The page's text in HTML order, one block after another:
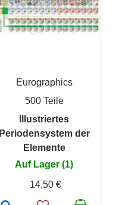
Eurographics
500 Teile
Illustriertes
Periodensystem der
Elemente
Auf Lager (1)
14,50 €